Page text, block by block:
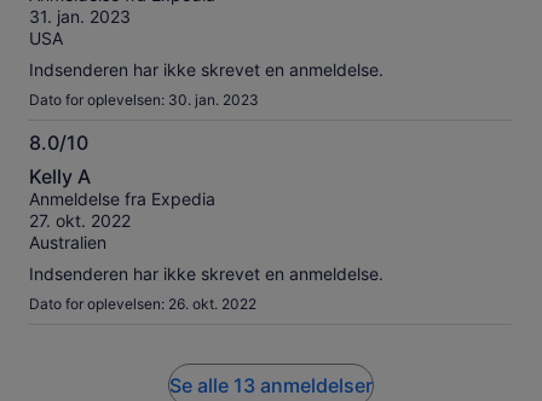
af
10
31. jan. 2023
USA
Indsenderen har ikke skrevet en anmeldelse.
Dato for oplevelsen: 30. jan. 2023
8.0/10
8.0
ud
af
10
Kelly A
Anmeldelse fra Expedia
27. okt. 2022
Australien
Indsenderen har ikke skrevet en anmeldelse.
Dato for oplevelsen: 26. okt. 2022
Se alle 13 anmeldelser